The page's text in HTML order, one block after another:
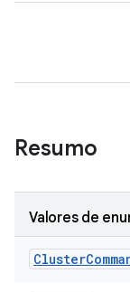
Resumo
Valores de
Cluster